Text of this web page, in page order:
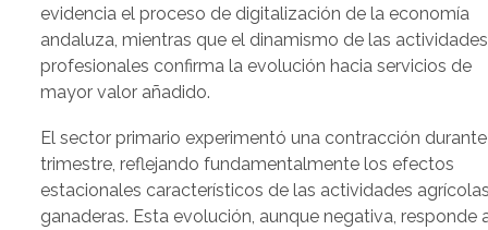
evidencia el proceso de digitalización de la economía
andaluza, mientras que el dinamismo de las actividades
profesionales confirma la evolución hacia servicios de
mayor valor añadido.
El sector primario experimentó una contracción
trimestre, reflejando fundamentalmente los efectos
estacionales característicos de las actividades
ganaderas. Esta evolución, aunque negativa, responde